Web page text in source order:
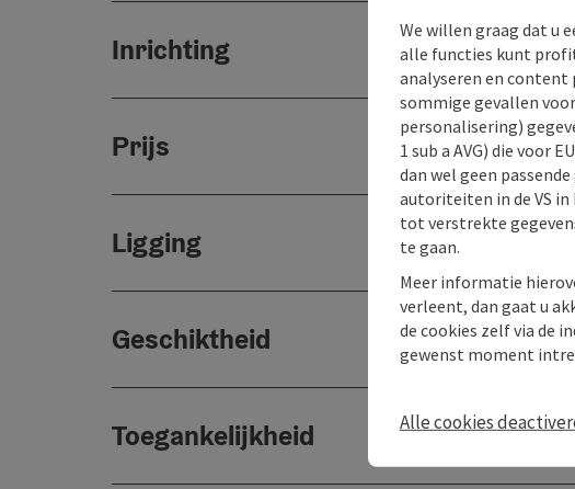
Inrichting
Prijs
Ligging
Geschiktheid
Toegankelijkheid
We willen graag dat u
alle functies kunt
analyseren en content
sommige gevallen
personalisering)
1 sub a AVG) die voor
dan wel geen
autoriteiten in de VS
tot verstrekte
te gaan.
Meer informatie
verleent, dan gaat u
de cookies zelf via de
gewenst moment
Alle cookies